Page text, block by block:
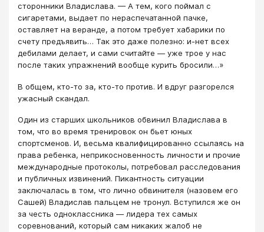
сторонники Владислава. — А тем, кого поймал с
сигаретами, выдает по нераспечатанной пачке,
оставляет на веранде, а потом требует хабарики по
счету предъявить… Так это даже полезно: и-нет всех
дебилами делает, и сами считайте — уже трое у нас
после таких упражнений вообще курить бросили…»
В общем, кто-то за, кто-то против. И вдруг разгорелся
ужасный скандал.
Один из старших школьников обвинил Владислава в
том, что во время тренировок он бьет юных
спортсменов. И, весьма квалифицированно ссылаясь на
права ребенка, неприкосновенность личности и прочие
международные протоколы, потребовал расследования
и публичных извинений. Пикантность ситуации
заключалась в том, что лично обвинителя (назовем его
Сашей) Владислав пальцем не тронул. Вступился же он
за честь одноклассника — лидера тех самых
соревнований, который сам никаких жалоб не